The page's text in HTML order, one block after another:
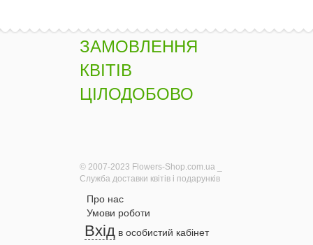
ЗАМОВЛЕННЯ
КВІТІВ
ЦІЛОДОБОВО
© 2007-2023 Flowers-Shop.com.ua _
Служба доставки квітів і подарунків
Про нас
Умови роботи
Вхід в особистий кабінет